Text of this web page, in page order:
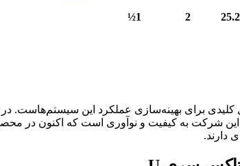
25.2
2
1½
برای بهینه‌سازی عملکرد این سیستم‌هاست. در
دارند.